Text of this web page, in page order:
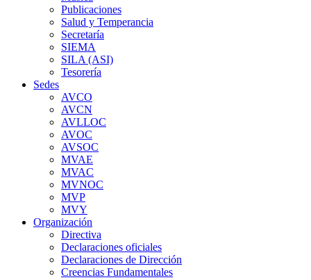
Publicaciones
Salud y Temperancia
Secretaría
SIEMA
SILA (ASI)
Tesorería
Sedes
AVCO
AVCN
AVLLOC
AVOC
AVSOC
MVAE
MVAC
MVNOC
MVP
MVY
Organización
Directiva
Declaraciones oficiales
Declaraciones de Dirección
Creencias Fundamentales